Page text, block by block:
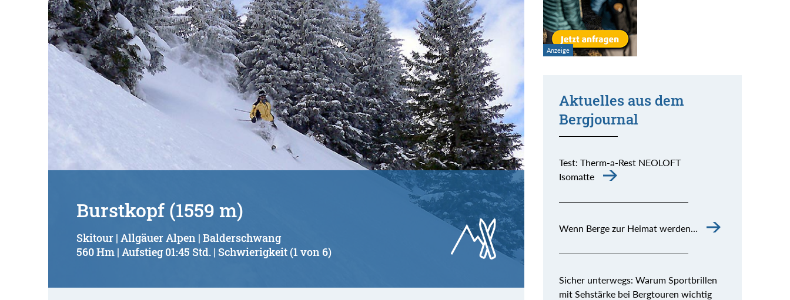
Region:
Schwierigkeitsgrad:
von
bis
Kondition (Tourdauer):
von
bis
Burstkopf (1559 m)
Skitour | Allgäuer Alpen | Balderschwang
560 Hm | Aufstieg 01:45 Std. | Schwierigkeit (1 von 6)
Aktuelles aus dem
Bergjournal
Test: Therm-a-Rest NEOLOFT
Isomatte
Wenn Berge zur Heimat werden…
Sicher unterwegs: Warum Sportbrillen
mit Sehstärke bei Bergtouren wichtig